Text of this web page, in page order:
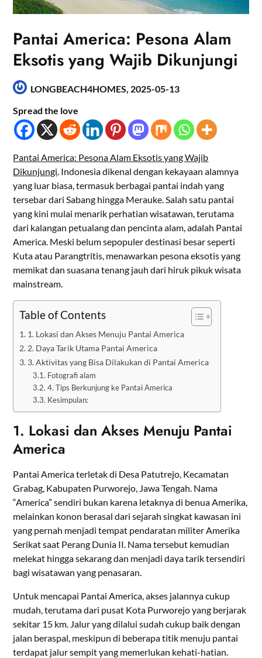
Pantai America: Pesona Alam
Eksotis yang Wajib Dikunjungi
LONGBEACH4HOMES, 2025-05-13
Spread the love
Pantai America: Pesona Alam Eksotis yang Wajib
Dikunjungi . Indonesia dikenal dengan kekayaan alamnya
yang luar biasa, termasuk berbagai pantai indah yang
tersebar dari Sabang hingga Merauke. Salah satu pantai
yang kini mulai menarik perhatian wisatawan, terutama
dari kalangan petualang dan pencinta alam, adalah Pantai
America. Meski belum sepopuler destinasi besar seperti
Kuta atau Parangtritis, menawarkan pesona eksotis yang
memikat dan suasana tenang jauh dari hiruk pikuk wisata
mainstream.
Table of Contents
1. Lokasi dan Akses Menuju Pantai America
2. Daya Tarik Utama Pantai America
3. Aktivitas yang Bisa Dilakukan di Pantai America
Fotografi alam
4. Tips Berkunjung ke Pantai America
Kesimpulan:
1. Lokasi dan Akses Menuju Pantai
America
Pantai America terletak di Desa Patutrejo, Kecamatan
Grabag, Kabupaten Purworejo, Jawa Tengah. Nama
“America” sendiri bukan karena letaknya di benua Amerika,
melainkan konon berasal dari sejarah singkat kawasan ini
yang pernah menjadi tempat pendaratan militer Amerika
Serikat saat Perang Dunia II. Nama tersebut kemudian
melekat hingga sekarang dan menjadi daya tarik tersendiri
bagi wisatawan yang penasaran.
Untuk mencapai Pantai America, akses jalannya cukup
mudah, terutama dari pusat Kota Purworejo yang berjarak
sekitar 15 km. Jalur yang dilalui sudah cukup baik dengan
jalan beraspal, meskipun di beberapa titik menuju pantai
terdapat jalur sempit yang memerlukan kehati-hatian.